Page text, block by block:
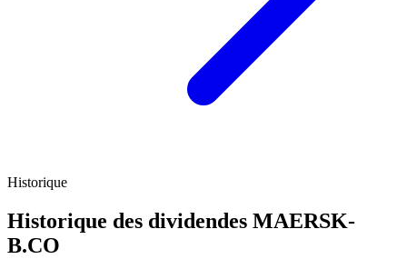
Historique
Historique des dividendes MAERSK-
B.CO